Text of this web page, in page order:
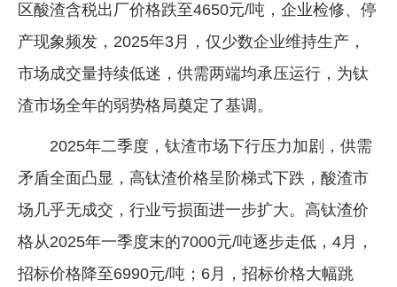
区酸渣含税出厂价格跌至4650元/吨，企业检修、停
产现象频发，2025年3月，仅少数企业维持生产，
市场成交量持续低迷，供需两端均承压运行，为钛
渣市场全年的弱势格局奠定了基调。
2025年二季度，钛渣市场下行压力加剧，供需
矛盾全面凸显，高钛渣价格呈阶梯式下跌，酸渣市
场几乎无成交，行业亏损面进一步扩大。高钛渣价
格从2025年一季度末的7000元/吨逐步走低，4月，
招标价格降至6990元/吨；6月，招标价格大幅跳